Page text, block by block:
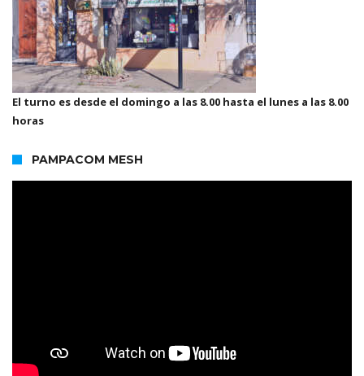
El turno es desde el domingo a las 8.00 hasta el lunes a las 8.00
horas
PAMPACOM MESH